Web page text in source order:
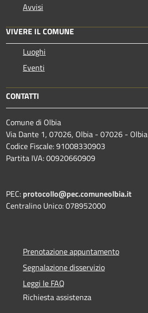
Avvisi
VIVERE IL COMUNE
Luoghi
Eventi
CONTATTI
Comune di Olbia
Via Dante 1, 07026, Olbia - 07026 - Olbia
Codice Fiscale: 91008330903
Partita IVA: 00920660909
PEC: protocollo@pec.comuneolbia.it
Centralino Unico: 078952000
Prenotazione appuntamento
Segnalazione disservizio
Leggi le FAQ
Richiesta assistenza